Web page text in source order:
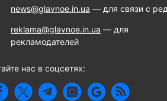
news@glavnoe.in.ua — для связи с
reklama@glavnoe.in.ua — для
рекламодателей
нас в соцсетях: